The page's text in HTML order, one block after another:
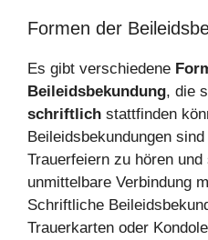
Formen der
Es gibt verschiedene
Beileidsbekundung, die
schriftlich stattfinden
Beileidsbekundungen
Trauerfeiern zu hören
unmittelbare Verbindung
Schriftliche
Trauerkarten oder